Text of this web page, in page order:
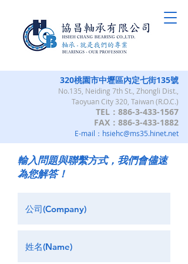
320桃園市中壢區內定七街135號
No.135, Neiding 7th St., Zhongli Dist.,
Taoyuan City 320, Taiwan (R.O.C.)
TEL：886-3-433-1567
FAX：886-3-433-1882
E-mail： hsiehc@ms35.hinet.net
輸入問題與聯繫方式，我們會儘速
為您解答！